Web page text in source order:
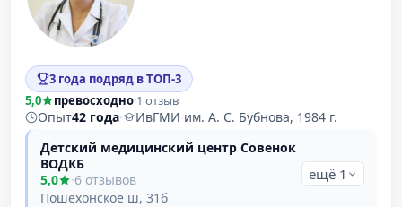
3 года подряд в ТОП-3
5,0
превосходно·1 отзыв
Опыт42 года·
ИвГМИ им. А. С. Бубнова, 1984 г.
Детский медицинский центр Совенок
ВОДКБ
5,0
·6 отзывов
Пошехонское ш, 31б
ещё 1